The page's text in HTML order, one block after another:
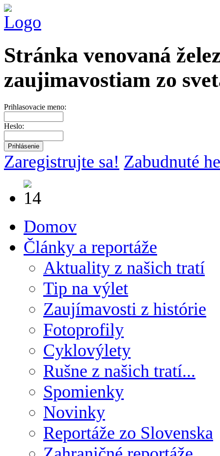
Stránka venovaná
zaujimavostiam zo
Prihlasovacie meno:
Heslo:
Zaregistrujte sa! Zabudnuté
Domov
Články a reportáže
Aktuality z našich tratí
Tip na výlet
Zaujímavosti z histórie
Fotoprofily
Cyklovýlety
Rušne z našich tratí...
Spomienky
Novinky
Reportáže zo Slovenska